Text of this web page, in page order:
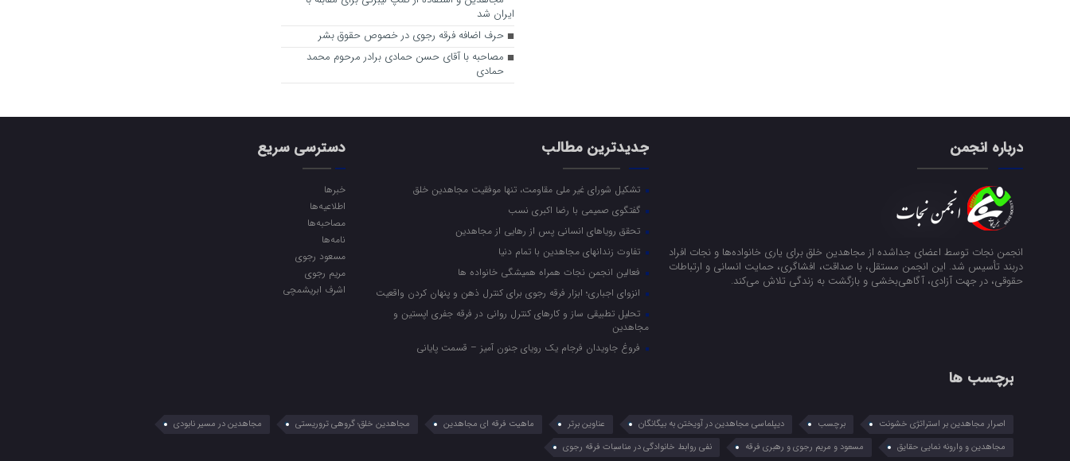
ایران شد
حرف اضافه فرقه رجوی در خصوص حقوق بشر
مصاحبه با آقای حسن حمادی برادر مرحوم محمد
حمادی
درباره انجمن
انجمن نجات توسط اعضای جداشده از مجاهدین خلق برای یاری خانواده‌ها و نجات افراد
دربند تأسیس شد. این انجمن مستقل، با صداقت، افشاگری، حمایت انسانی و ارتباطات
حقوقی، در جهت آزادی، آگاهی‌بخشی و بازگشت به زندگی تلاش می‌کند.
جدیدترین مطالب
تشکیل شورای غیر ملی مقاومت، تنها موفقیت مجاهدین خلق
گفتگوی صمیمی با رضا اکبری نسب
تحقق رویاهای انسانی پس از رهایی از مجاهدین
تفاوت زندانهای مجاهدین با تمام دنیا
فعالین انجمن نجات همراه همیشگی خانواده ها
انزوای اجباری؛ ابزار فرقه رجوی برای کنترل ذهن و پنهان کردن واقعیت
تحلیل تطبیقی ساز و کارهای کنترل روانی در فرقه جفری اپستین و
مجاهدین
فروغ جاویدان فرجام یک رویای جنون آمیز – قسمت پایانی
دسترسی سریع
خبرها
اطلاعیه‌ها
مصاحبه‌ها
نامه‌ها
مسعود رجوی
مریم رجوی
اشرف ابریشمچی
برچسب ها
اصرار مجاهدین بر استراتژی خشونت برچسب دیپلماسی مجاهدین در آویختن به بیگانگان عناوین برتر ماهیت فرقه ای مجاهدین مجاهدین خلق؛ گروهی تروریستی
مجاهدین در مسیر نابودی
مجاهدین و وارونه نمایی حقایق
مسعود و مریم رجوی و رهبری فرقه نفی روابط خانوادگی در مناسبات فرقه رجوی